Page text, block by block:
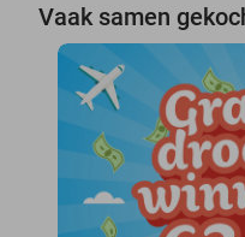
Vaak samen